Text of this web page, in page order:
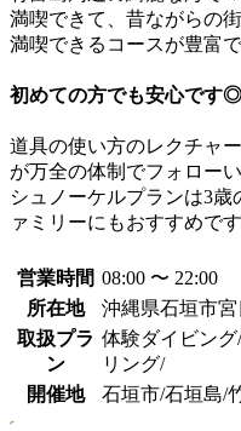
満喫できて、昔ながらの
満喫できるコースが豊富
初めての方でも安心です◎
道具の使い方のレクチャ
が万全の体制でフォロー
シュノーケルプランは3
ァミリーにもおすすめで
営業時間 08:00 〜 22:00
所在地
沖縄県石垣市宮
取扱プラ
ン
体験ダイビン
リング/
開催地
石垣市/石垣島/